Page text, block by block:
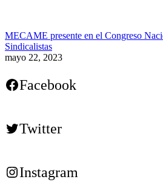
MECAME presente en el Congreso
Sindicalistas
mayo 22, 2023
Facebook
Twitter
Instagram